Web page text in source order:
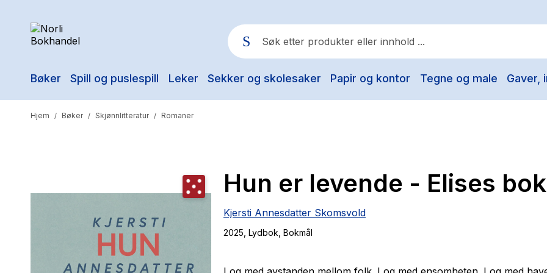
Bøker Spill og puslespill Leker Sekker og skolesaker Papir og kontor Tegne og male Gaver,
Populære søk
Yesteryear
The Housemaid
Hjem / Bøker / Skjønnlitteratur / Romaner
Hun er levende - Elises bok
Kjersti Annesdatter Skomsvold
2025 , Lydbok , Bokmål